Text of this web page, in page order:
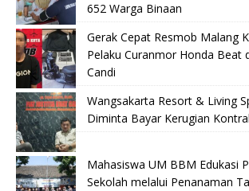
652 Warga Binaan
Gerak Cepat Resmob Malang
Pelaku Curanmor Honda Beat
Candi
Wangsakarta Resort & Living
Diminta Bayar Kerugian
Mahasiswa UM BBM Edukasi
Sekolah melalui Penanaman